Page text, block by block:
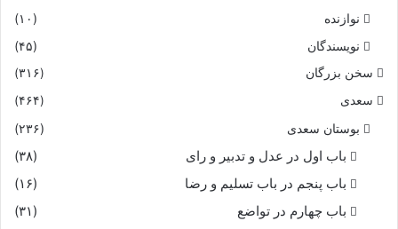
نوازنده
(۱۰)
نویسندگان
(۴۵)
سخن بزرگان
(۳۱۶)
سعدی
(۴۶۴)
بوستان سعدی (۲۳۶)
باب اول در عدل و تدبیر و رای
(۳۸)
باب پنجم در باب تسلیم و رضا
(۱۶)
باب چهارم در تواضع
(۳۱)